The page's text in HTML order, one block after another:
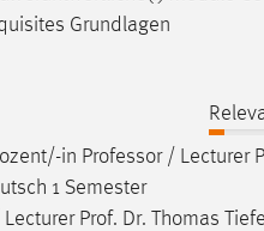
Grundlagen
in Professor/ Lecturer
1 Semester
Prof. Dr. Thomas